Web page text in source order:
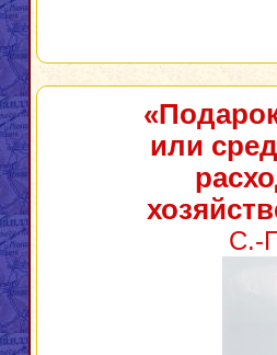
или
С.-